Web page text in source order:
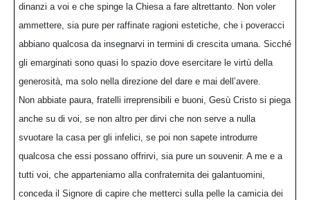
dinanzi a voi e che spinge la Chiesa a fare altrettanto. Non voler
ammettere, sia pure per raffinate ragioni estetiche, che i poveracci
abbiano qualcosa da insegnarvi in termini di crescita umana. Sicché
gli emarginati sono quasi lo spazio dove esercitare le virtù della
generosità, ma solo nella direzione del dare e mai dell’avere.
Non abbiate paura, fratelli irreprensibili e buoni, Gesù Cristo si piega
anche su di voi, se non altro per dirvi che non serve a nulla
svuotare la casa per gli infelici, se poi non sapete introdurre
qualcosa che essi possano offrirvi, sia pure un souvenir. A me e a
tutti voi, che apparteniamo alla confraternita dei galantuomini,
conceda il Signore di capire che metterci sulla pelle la camicia dei